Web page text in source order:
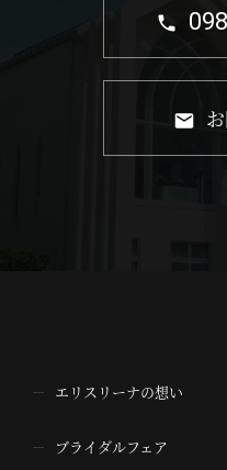
エリスリーナの想い
ブライダルフェア